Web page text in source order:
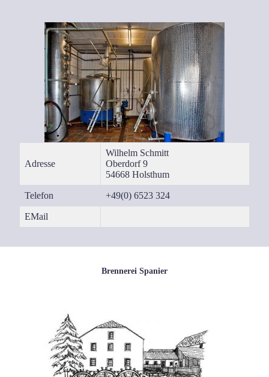
Adres­se
Wil­helm Schmitt
Ober­dorf 9
54668 Holst­hum
Tele­fon +49(0) 6523 324
EMail
Brennerei Spanier